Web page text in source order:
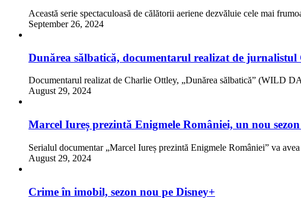
Această serie spectaculoasă de călătorii aeriene dezvăluie cele mai
September 26, 2024
Dunărea sălbatică, documentarul realizat de
Documentarul realizat de Charlie Ottley, „Dunărea sălbatică” (WILD
August 29, 2024
Marcel Iureș prezintă Enigmele României, un nou
Serialul documentar „Marcel Iureș prezintă Enigmele României” va
August 29, 2024
Crime în imobil, sezon nou pe Disney+